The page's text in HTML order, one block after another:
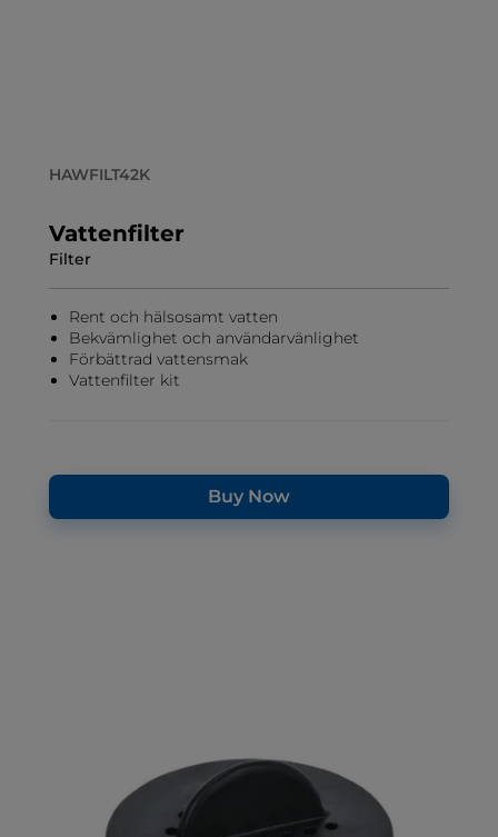
HAWFILT42K
Vattenfilter
Filter
Rent och hälsosamt vatten
Bekvämlighet och användarvänlighet
Förbättrad vattensmak
Vattenfilter kit
Buy Now